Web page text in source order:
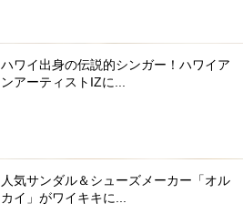
ハワイ出身の伝説的シンガー！ハワイア
ンアーティストIZに...
人気サンダル＆シューズメーカー「オル
カイ」がワイキキに...